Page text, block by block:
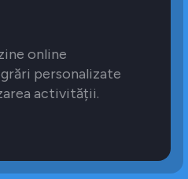
online
personalizate
activității.